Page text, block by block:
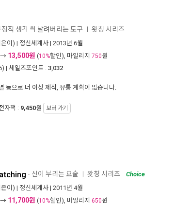
정적 생각 싹 날려버리는 도구 왓칭 시리즈
이) | 정신세계사 | 2013년 6월
→ 13,500원 (10%할인), 마일리지 750원
) | 세일즈포인트 : 3,032
등으로 더 이상 제작, 유통 계획이 없습니다.
자책 : 9,450원 보러 가기
- 신이 부리는 요술 왓칭 시리즈
Choice
이) | 정신세계사 | 2011년 4월
→ 11,700원 (10%할인), 마일리지 650원